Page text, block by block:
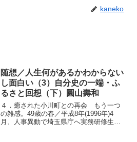
kaneko
随想／人生何があるかわからない
し面白い（3）自分史の一端・ふ
るさと回想（下）圓山壽和
４．癒された小川町との再会 もう一つ
の雑感。49歳の春／平成8年(1996年)4
月、人事異動で埼玉県庁へ実務研修生と